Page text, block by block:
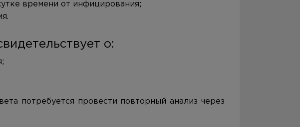
времени от инфицирования;
о:
потребуется провести повторный анализ через